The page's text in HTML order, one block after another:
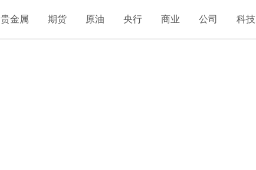
贵金属 期货 原油 央行 商业 公司 科技